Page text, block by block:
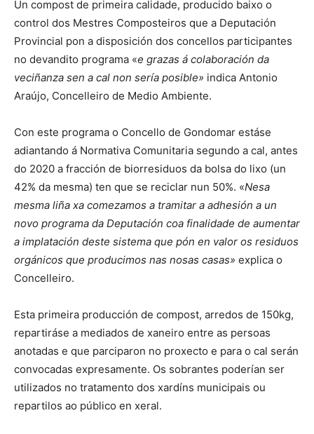
Un compost de primeira calidade, producido baixo o
control dos Mestres Composteiros que a Deputación
Provincial pon a disposición dos concellos participantes
no devandito programa «e grazas á colaboración da
veciñanza sen a cal non sería posible» indica Antonio
Araújo, Concelleiro de Medio Ambiente.
Con este programa o Concello de Gondomar estáse
adiantando á Normativa Comunitaria segundo a cal, antes
do 2020 a fracción de biorresiduos da bolsa do lixo (un
42% da mesma) ten que se reciclar nun 50%. «Nesa
mesma liña xa comezamos a tramitar a adhesión a un
novo programa da Deputación coa finalidade de aumentar
a implatación deste sistema que pón en valor os residuos
orgánicos que producimos nas nosas casas» explica o
Concelleiro.
Esta primeira producción de compost, arredos de 150kg,
repartiráse a mediados de xaneiro entre as persoas
anotadas e que parciparon no proxecto e para o cal serán
convocadas expresamente. Os sobrantes poderían ser
utilizados no tratamento dos xardíns municipais ou
repartilos ao público en xeral.